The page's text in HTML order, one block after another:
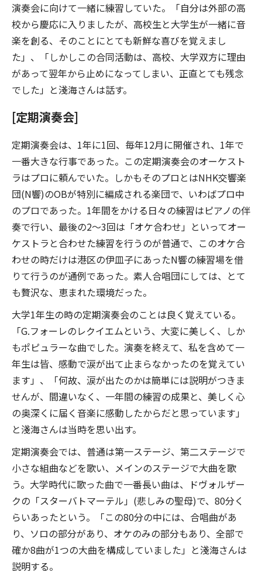
演奏会に向けて一緒に練習していた。「自分は外部の高
校から慶応に入りましたが、高校生と大学生が一緒に音
楽を創る、そのことにとても新鮮な喜びを覚えまし
た」、「しかしこの合同活動は、高校、大学双方に理由
があって翌年から止めになってしまい、正直とても残念
でした」と淺海さんは話す。
[定期演奏会]
定期演奏会は、1年に1回、毎年12月に開催され、1年で
一番大きな行事であった。この定期演奏会のオーケスト
ラはプロに頼んでいた。しかもそのプロとはNHK交響楽
団(N響)のOBが特別に編成される楽団で、いわばプロ中
のプロであった。1年間をかける日々の練習はピアノの伴
奏で行い、最後の2〜3回は「オケ合わせ」といってオー
ケストラと合わせた練習を行うのが普通で、このオケ合
わせの時だけは港区の伊皿子にあったN響の練習場を借
りて行うのが通例であった。素人合唱団にしては、とて
も贅沢な、恵まれた環境だった。
大学1年生の時の定期演奏会のことは良く覚えている。
「G.フォーレのレクイエムという、大変に美しく、しか
もポピュラーな曲でした。演奏を終えて、私を含めて一
年生は皆、感動で涙が出て止まらなかったのを覚えてい
ます」、「何故、涙が出たのかは簡単には説明がつきま
せんが、間違いなく、一年間の練習の成果と、美しく心
の奥深くに届く音楽に感動したからだと思っています」
と淺海さんは当時を思い出す。
定期演奏会では、普通は第一ステージ、第二ステージで
小さな組曲などを歌い、メインのステージで大曲を歌
う。大学時代に歌った曲で一番長い曲は、ドヴォルザー
クの「スターバトマーテル」(悲しみの聖母)で、80分く
らいあったという。「この80分の中には、合唱曲があ
り、ソロの部分があり、オケのみの部分もあり、全部で
確か8曲が1つの大曲を構成していました」と淺海さんは
説明する。